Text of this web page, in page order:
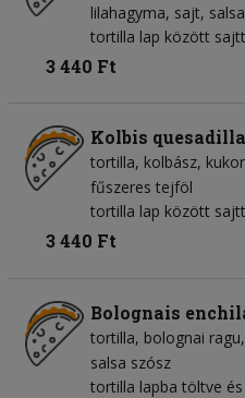
lilahagyma sajt
tortilla lap között
3 440 Ft
Kolbis quesadilla
tortilla kolbász
fűszeres tejföl
tortilla lap között
3 440 Ft
Bolognais
tortilla bolognai ragu
salsa szósz
tortilla lapba töltve